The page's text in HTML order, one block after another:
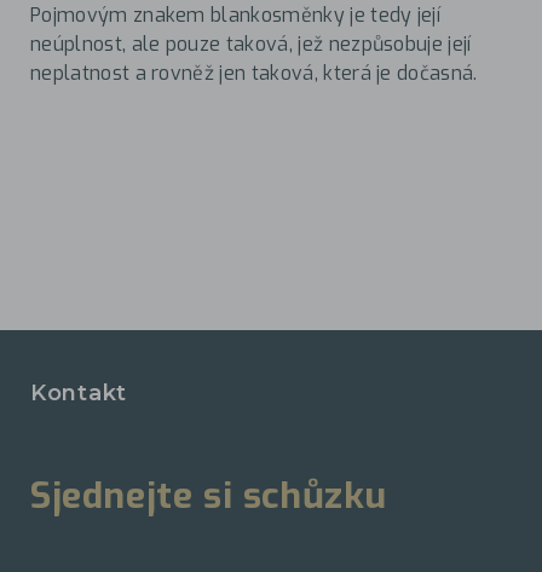
Pojmovým znakem blankosměnky je tedy její
neúplnost, ale pouze taková, jež nezpůsobuje její
neplatnost a rovněž jen taková, která je dočasná.
Kontakt
Sjednejte si schůzku